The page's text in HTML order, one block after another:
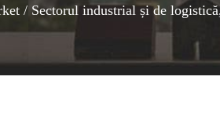
/ Sectorul industrial și de